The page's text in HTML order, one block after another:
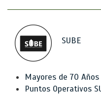
SUBE
Mayores de 70 Años
Puntos Operativos